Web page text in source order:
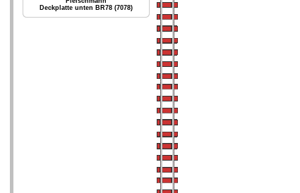
Deckplatte unten BR78 (7078)